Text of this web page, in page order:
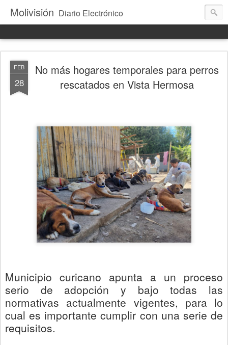
Molivisión Diario Electrónico
FEB
28
No más hogares temporales para perros
rescatados en Vista Hermosa
Municipio curicano apunta a un proceso
serio de adopción y bajo todas las
normativas actualmente vigentes, para lo
cual es importante cumplir con una serie de
requisitos.